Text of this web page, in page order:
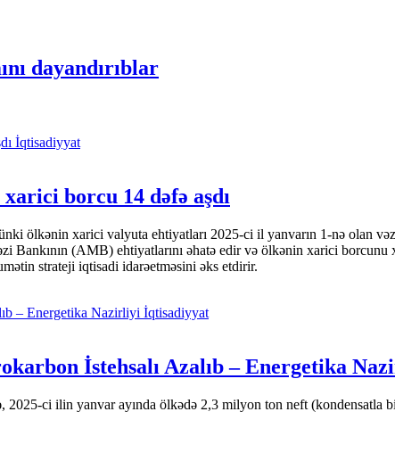
dayandırıblar
İqtisadiyyat
borcu 14 dəfə aşdı
ölkənin xarici valyuta ehtiyatları 2025-ci il yanvarın 1-nə olan
(AMB) ehtiyatlarını əhatə edir və ölkənin xarici
strateji iqtisadi idarəetməsini əks etdirir.
İqtisadiyyat
İstehsalı Azalıb – Energetika
ci ilin yanvar ayında ölkədə 2,3 milyon ton neft (kondensatla